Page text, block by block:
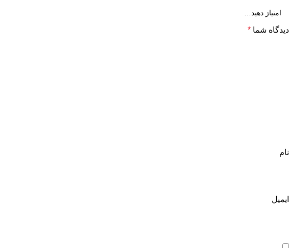
دیدگاه شما *
نام
ایمیل